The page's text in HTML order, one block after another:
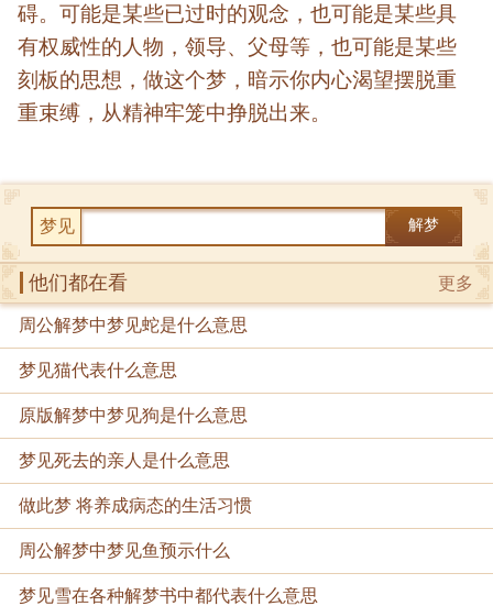
碍。可能是某些已过时的观念，也可能是某些具
有权威性的人物，领导、父母等，也可能是某些
刻板的思想，做这个梦，暗示你内心渴望摆脱重
重束缚，从精神牢笼中挣脱出来。
梦见 解梦
更多
他们都在看
周公解梦中梦见蛇是什么意思
梦见猫代表什么意思
原版解梦中梦见狗是什么意思
梦见死去的亲人是什么意思
做此梦 将养成病态的生活习惯
周公解梦中梦见鱼预示什么
梦见雪在各种解梦书中都代表什么意思